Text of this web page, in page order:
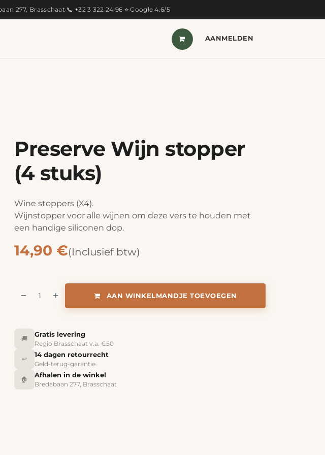
277, Brasschaat·📞 +32 3 322 24 96· ⭐ Google 4.6/5
SHOP CONTACT
AANMELDEN
Preserve Wijn stopper
(4 stuks)
Wine stoppers (X4).
Wijnstopper voor alle wijnen om deze vers te houden met
een handige siliconen dop.
14,90 €(Inclusief btw)
AAN WINKELMANDJE TOEVOEGEN
🚚
Gratis levering
Regio Brasschaat v.a. €50
↩️
14 dagen retourrecht
Geld-terug-garantie
🏠
Afhalen in de winkel
Bredabaan 277, Brasschaat